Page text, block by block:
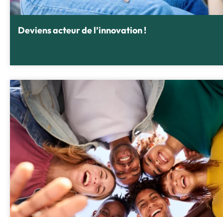
Deviens acteur de l’innovation !